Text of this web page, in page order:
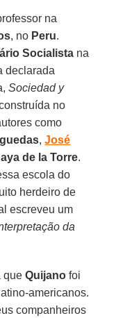
na
, no Peru.
Socialista na
declarada
Sociedad y
no
como
,José
de la Torre.
escola do
herdeiro de
escreveu um
da
queQuijano foi
americanos.
companheiros